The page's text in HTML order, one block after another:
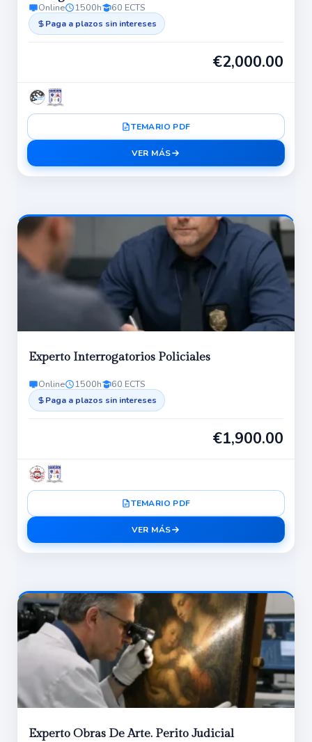
Online 1500h 60 ECTS
Paga a plazos sin intereses
€2,000.00
TEMARIO PDF
VER MÁS
Experto Interrogatorios Policiales
Online 1500h 60 ECTS
Paga a plazos sin intereses
€1,900.00
TEMARIO PDF
VER MÁS
Experto Obras De Arte. Perito Judicial